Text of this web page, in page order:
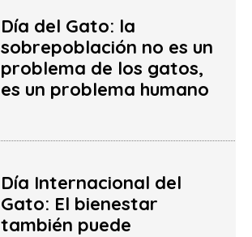
Día del Gato: la
sobrepoblación no es un
problema de los gatos,
es un problema humano
Día Internacional del
Gato: El bienestar
también puede